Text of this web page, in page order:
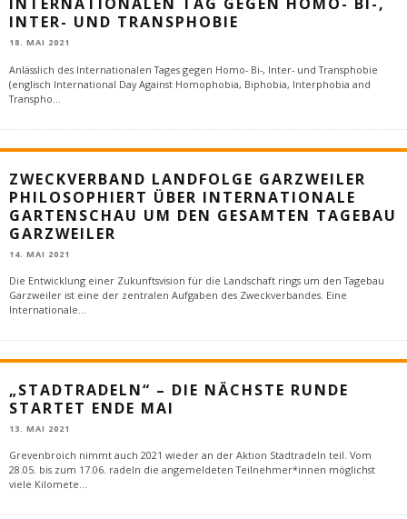
INTERNATIONALEN TAG GEGEN HOMO- BI-,
INTER- UND TRANSPHOBIE
18. MAI 2021
Anlässlich des Internationalen Tages gegen Homo- Bi-, Inter- und Transphobie
(englisch International Day Against Homophobia, Biphobia, Interphobia and
Transpho
ZWECKVERBAND LANDFOLGE GARZWEILER
PHILOSOPHIERT ÜBER INTERNATIONALE
GARTENSCHAU UM DEN GESAMTEN TAGEBAU
GARZWEILER
14. MAI 2021
Die Entwicklung einer Zukunftsvision für die Landschaft rings um den Tagebau
Garzweiler ist eine der zentralen Aufgaben des Zweckverbandes. Eine
Internationale
„STADTRADELN“ – DIE NÄCHSTE RUNDE
STARTET ENDE MAI
13. MAI 2021
Grevenbroich nimmt auch 2021 wieder an der Aktion Stadtradeln teil. Vom
28.05. bis zum 17.06. radeln die angemeldeten Teilnehmer*innen möglichst
viele Kilomete